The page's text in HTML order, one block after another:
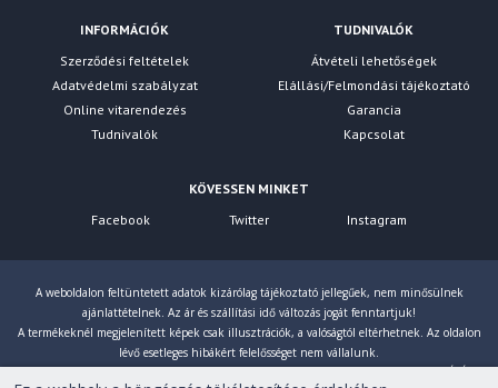
INFORMÁCIÓK
Szerződési feltételek
Adatvédelmi szabályzat
Online vitarendezés
Tudnivalók
TUDNIVALÓK
Átvételi lehetőségek
Elállási/Felmondási tájékoztató
Garancia
Kapcsolat
KÖVESSEN MINKET
Facebook
Twitter Instagram
A weboldalon feltüntetett adatok kizárólag tájékoztató jellegűek, nem minősülnek
ajánlattételnek. Az ár és szállítási idő változás jogát fenntartjuk!
A termékeknél megjelenített képek csak illusztrációk, a valóságtól eltérhetnek. Az oldalon
lévő esetleges hibákért felelősséget nem vállalunk.